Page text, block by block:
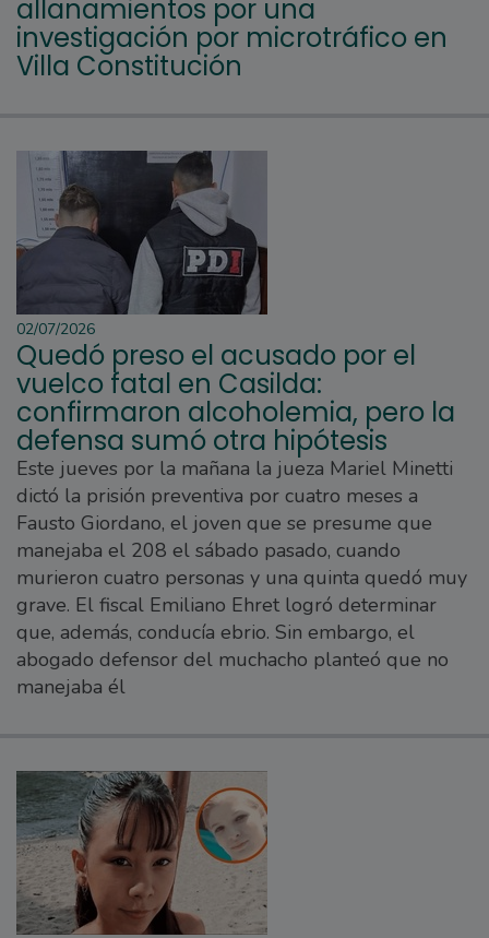
allanamientos por una
investigación por microtráfico en
Villa Constitución
02/07/2026
Quedó preso el acusado por el
vuelco fatal en Casilda:
confirmaron alcoholemia, pero la
defensa sumó otra hipótesis
Este jueves por la mañana la jueza Mariel Minetti
dictó la prisión preventiva por cuatro meses a
Fausto Giordano, el joven que se presume que
manejaba el 208 el sábado pasado, cuando
murieron cuatro personas y una quinta quedó muy
grave. El fiscal Emiliano Ehret logró determinar
que, además, conducía ebrio. Sin embargo, el
abogado defensor del muchacho planteó que no
manejaba él